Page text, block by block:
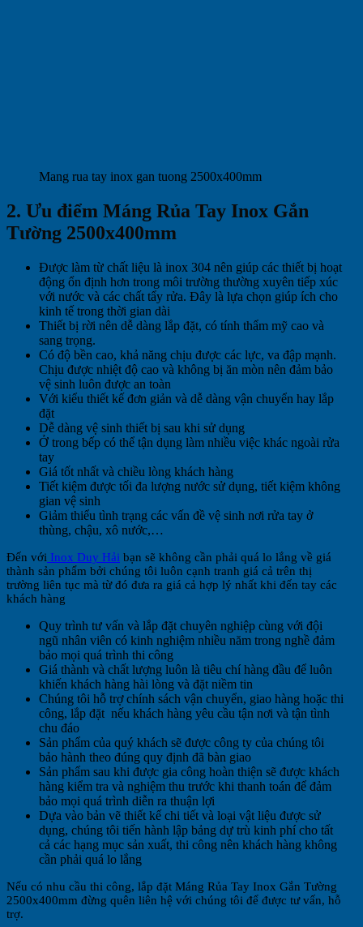
Mang rua tay inox gan tuong 2500x400mm
2. Ưu điểm Máng Rủa Tay Inox Gắn
Tường 2500x400mm
Được làm từ chất liệu là inox 304 nên giúp các thiết bị hoạt
động ổn định hơn trong môi trường thường xuyên tiếp xúc
với nước và các chất tẩy rửa. Đây là lựa chọn giúp ích cho
kinh tế trong thời gian dài
Thiết bị rời nên dễ dàng lắp đặt, có tính thẩm mỹ cao và
sang trọng.
Có độ bền cao, khả năng chịu được các lực, va đập mạnh.
Chịu được nhiệt độ cao và không bị ăn mòn nên đảm bảo
vệ sinh luôn được an toàn
Với kiểu thiết kế đơn giản và dễ dàng vận chuyển hay lắp
đặt
Dễ dàng vệ sinh thiết bị sau khi sử dụng
Ở trong bếp có thể tận dụng làm nhiều việc khác ngoài rửa
tay
Giá tốt nhất và chiều lòng khách hàng
Tiết kiệm được tối đa lượng nước sử dụng, tiết kiệm không
gian vệ sinh
Giảm thiểu tình trạng các vấn đề vệ sinh nơi rửa tay ở
thùng, chậu, xô nước,…
Đến với Inox Duy Hải bạn sẽ không cần phải quá lo lắng về giá
thành sản phẩm bởi chúng tôi luôn cạnh tranh giá cả trên thị
trường liên tục mà từ đó đưa ra giá cả hợp lý nhất khi đến tay các
khách hàng
Quy trình tư vấn và lắp đặt chuyên nghiệp cùng với đội
ngũ nhân viên có kinh nghiệm nhiều năm trong nghề đảm
bảo mọi quá trình thi công
Giá thành và chất lượng luôn là tiêu chí hàng đầu để luôn
khiến khách hàng hài lòng và đặt niềm tin
Chúng tôi hỗ trợ chính sách vận chuyển, giao hàng hoặc thi
công, lắp đặt nếu khách hàng yêu cầu tận nơi và tận tình
chu đáo
Sản phẩm của quý khách sẽ được công ty của chúng tôi
bảo hành theo đúng quy định đã bàn giao
Sản phẩm sau khi được gia công hoàn thiện sẽ được khách
hàng kiểm tra và nghiệm thu trước khi thanh toán để đảm
bảo mọi quá trình diễn ra thuận lợi
Dựa vào bản vẽ thiết kế chi tiết và loại vật liệu được sử
dụng, chúng tôi tiến hành lập bảng dự trù kinh phí cho tất
cả các hạng mục sản xuất, thi công nên khách hàng không
cần phải quá lo lắng
Nếu có nhu cầu thi công, lắp đặt Máng Rủa Tay Inox Gắn Tường
2500x400mm đừng quên liên hệ với chúng tôi để được tư vấn, hỗ
trợ.